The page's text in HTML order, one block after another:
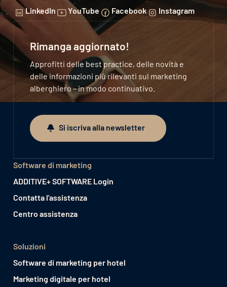
Invio delle cancellazioni al PMS
LinkedIn YouTube Facebook Instagram
Rimanga aggiornato!
Approfitti delle best practice, delle novità e
delle informazioni più rilevanti sul marketing
alberghiero – in modo continuativo.
Si iscriva alla newsletter
Si iscriva alla newsletter
Software di marketing
ADDITIVE+ SOFTWARE Login
Contatta l'assistenza
Centro assistenza
Soluzioni
Software di marketing per hotel
Marketing digitale per hotel